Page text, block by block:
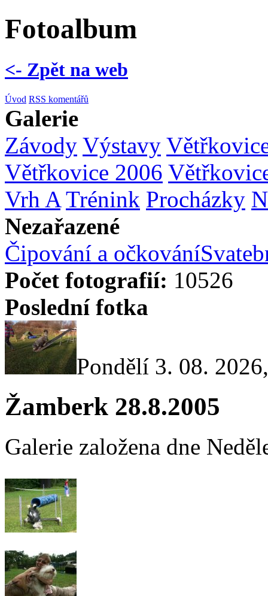
Fotoalbum
<- Zpět na web
Úvod RSS komentářů
Galerie
Závody Výstavy
Větřkovice 2006
Vrh A Trénink Procházky
Nezařazené
Čipování a očkování
Počet fotografií: 10526
Poslední fotka
Pondělí 3. 08.
Žamberk 28.8.2005
Galerie založena dne